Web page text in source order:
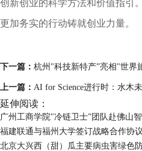
创新创业的科学方法和价值指引
更加务实的行动铸就创业力量。
下一篇： 杭州"科技新特产”亮相"世界
上一篇： AI for Science进行时：水木
延伸阅读：
广州工商学院"冷链卫士”团队赴佛山智
福建联通与福州大学签订战略合作协议
北京大兴西（甜）瓜主要病虫害绿色